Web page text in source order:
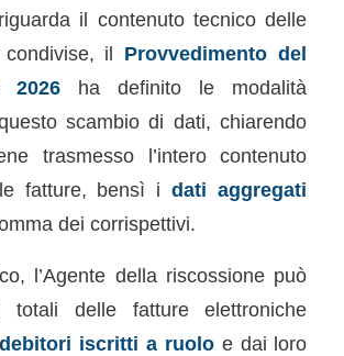
il contenuto tecnico delle
condivise, il Provvedimento del
2026ha definito le modalità
scambio di dati, chiarendo
trasmesso l’intero contenuto
fatture, bensì idati aggregati
dei corrispettivi.
l’Agente della riscossione può
totali delle fatture elettroniche
debitori iscritti a ruoloe dai loro